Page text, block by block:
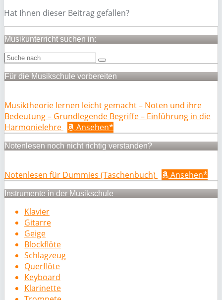
Hat Ihnen dieser Beitrag gefallen?
Musikunterricht suchen in:
Für die Musikschule vorbereiten
Musiktheorie lernen leicht gemacht – Noten und ihre
Bedeutung – Grundlegende Begriffe – Einführung in die
Harmonielehre
Ansehen*
Notenlesen noch nicht richtig verstanden?
Notenlesen für Dummies (Taschenbuch) Ansehen*
Instrumente in der Musikschule
Klavier
Gitarre
Geige
Blockflöte
Schlagzeug
Querflöte
Keyboard
Klarinette